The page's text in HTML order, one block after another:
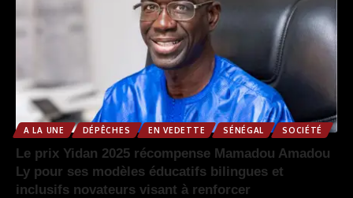
A LA UNE DÉPÊCHES EN VEDETTE SÉNÉGAL SOCIÉTÉ
Le prix Yidan 2025 récompense Mamadou Amadou
Ly pour ses modèles éducatifs bilingues et
inclusifs novateurs visant à renforcer